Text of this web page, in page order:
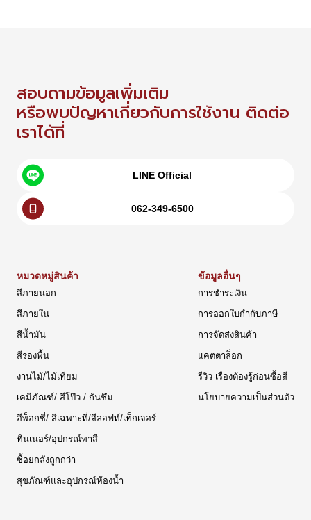
สอบถามข้อมูลเพิ่มเติม
หรือพบปัญหาเกี่ยวกับการใช้งาน ติดต่อ
เราได้ที่
LINE Official
062-349-6500
หมวดหมู่สินค้า
สีภายนอก
สีภายใน
สีน้ำมัน
สีรองพื้น
งานไม้/ไม้เทียม
เคมีภัณฑ์/ สีโป๊ว / กันซึม
อีพ็อกซี่/ สีเฉพาะที่/สีลอฟท์/เท็กเจอร์
ทินเนอร์/อุปกรณ์ทาสี
ซื้อยกลังถูกกว่า
สุขภัณฑ์และอุปกรณ์ห้องน้ำ
ข้อมูลอื่นๆ
การชำระเงิน
การออกใบกำกับภาษี
การจัดส่งสินค้า
แคตตาล็อก
รีวิว-เรื่องต้องรู้ก่อนซื้อสี
นโยบายความเป็นส่วนตัว